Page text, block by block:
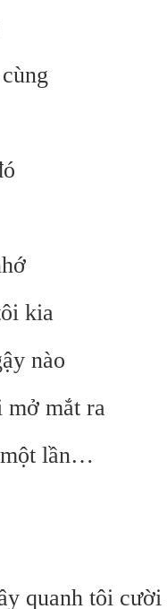
kia
nào
mở mắt ra
một lần…
quanh tôi cười